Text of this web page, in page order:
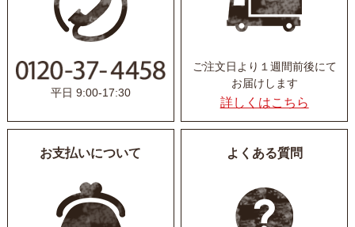
平日 9:00-17:30
ご注文日より１週間前後にて
お届けします
詳しくはこちら
お支払いについて よくある質問